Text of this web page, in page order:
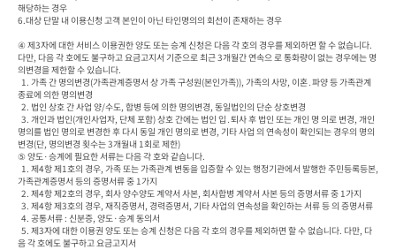
해당하는 경우
6.대상 단말 내 이용신청 고객 본인이 아닌 타인명의의 회선이 존재하는 경우
④ 제3자에 대한 서비스 이용권한 양도 또는 승계 신청은 다음 각 호의 경우를 제외하면 할 수 없습니다.
다만, 다음 각 호에도 불구하고 요금고지서 기준으로 최근 3개월간 연속으 로 통화량이 없는 경우에는 명
의변경을 제한할 수 있습니다.
종료에 의한 명의변경
명의를 법인 명의로 변경한 후 다시 동일 개인 명의로 변경, 기타 사업 의 연속성이 확인되는 경우의 명의
변경(단, 명의변경 횟수는 3개월내 1회로 제한)
⑤ 양도·승계에 필요한 서류는 다음 각 호와 같습니다.
가족관계증명서 등의 증명서류 중 1가지
음 각 호에도 불구하고 요금고지서